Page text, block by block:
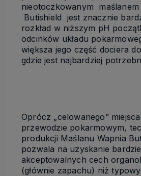
nieotoczkowanym maślanem
Butishield jest znacznie
rozkład w niższym pH
odcinków układu
większa jego część dociera
gdzie jest najbardziej
Oprócz „celowanego”
przewodzie pokarmowym,
produkcji Maślanu Wapnia
pozwala na uzyskanie
akceptowalnych cech
(głównie zapachu) niż